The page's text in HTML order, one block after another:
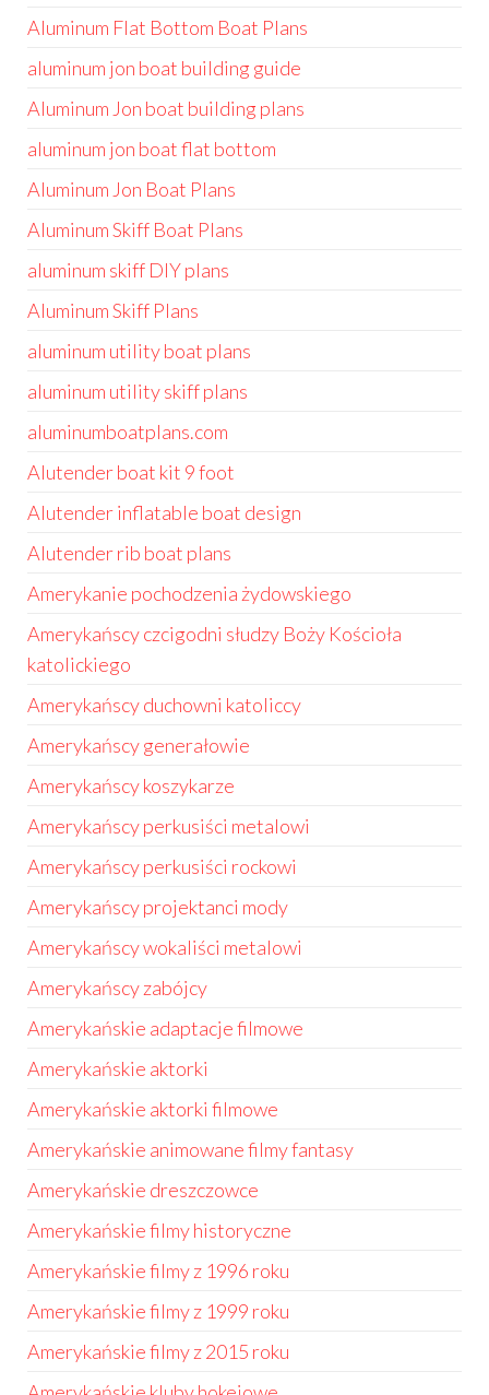
Aluminum Flat Bottom Boat Plans
aluminum jon boat building guide
Aluminum Jon boat building plans
aluminum jon boat flat bottom
Aluminum Jon Boat Plans
Aluminum Skiff Boat Plans
aluminum skiff DIY plans
Aluminum Skiff Plans
aluminum utility boat plans
aluminum utility skiff plans
aluminumboatplans.com
Alutender boat kit 9 foot
Alutender inflatable boat design
Alutender rib boat plans
Amerykanie pochodzenia żydowskiego
Amerykańscy czcigodni słudzy Boży Kościoła
katolickiego
Amerykańscy duchowni katoliccy
Amerykańscy generałowie
Amerykańscy koszykarze
Amerykańscy perkusiści metalowi
Amerykańscy perkusiści rockowi
Amerykańscy projektanci mody
Amerykańscy wokaliści metalowi
Amerykańscy zabójcy
Amerykańskie adaptacje filmowe
Amerykańskie aktorki
Amerykańskie aktorki filmowe
Amerykańskie animowane filmy fantasy
Amerykańskie dreszczowce
Amerykańskie filmy historyczne
Amerykańskie filmy z 1996 roku
Amerykańskie filmy z 1999 roku
Amerykańskie filmy z 2015 roku